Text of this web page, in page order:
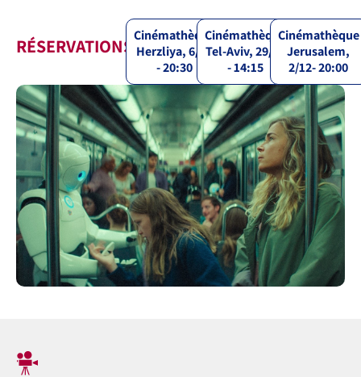
RÉSERVATIONS Cinémathèque
Herzliya, 6/12
- 20:30
Cinémathèque
Tel-Aviv, 29/11
- 14:15
Cinémathèque
Jerusalem,
2/12- 20:00